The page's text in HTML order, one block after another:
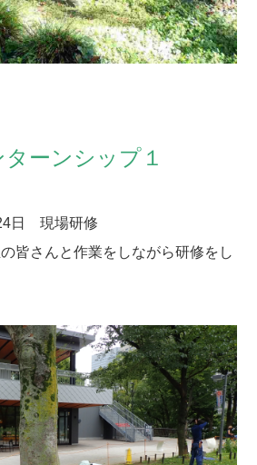
ーンシップ１
日 現場研修
皆さんと作業をしながら研修をし